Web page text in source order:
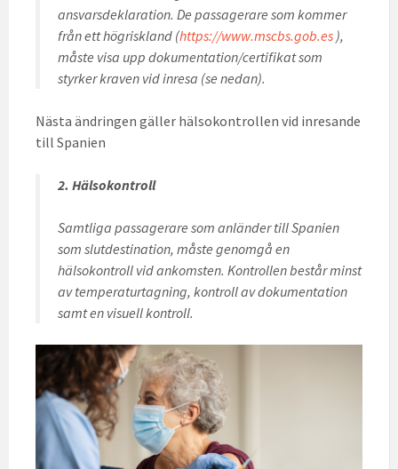
ansvarsdeklaration. De passagerare som kommer
från ett högriskland (https://www.mscbs.gob.es ),
måste visa upp dokumentation/certifikat som
styrker kraven vid inresa (se nedan).
Nästa ändringen gäller hälsokontrollen vid inresande
till Spanien
2. Hälsokontroll
Samtliga passagerare som anländer till Spanien
som slutdestination, måste genomgå en
hälsokontroll vid ankomsten. Kontrollen består minst
av temperaturtagning, kontroll av dokumentation
samt en visuell kontroll.